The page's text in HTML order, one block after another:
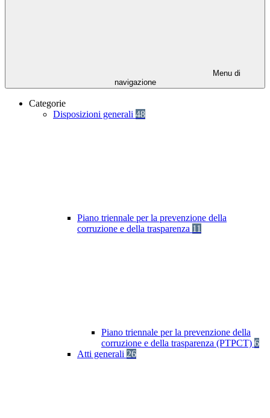
Menu di
navigazione
Categorie
Disposizioni generali 48
Piano triennale per la prevenzione della
corruzione e della trasparenza 11
Piano triennale per la prevenzione della
corruzione e della trasparenza (PTPCT) 6
Atti generali 26